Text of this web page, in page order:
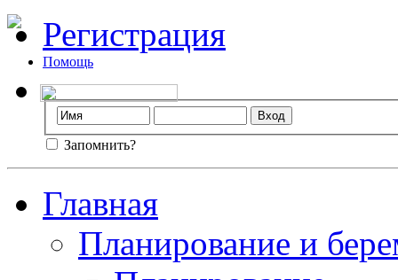
Регистрация
Помощь
Запомнить?
Главная
Планирование и